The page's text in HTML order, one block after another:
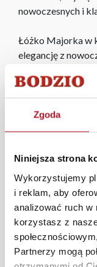
Zgoda
Niniejsza strona
Wykorzystujemy
i reklam, aby
analizować ruch w
korzystasz z
Partnerzy mogą
nowoczesnych i
Łóżko Majorka w
elegancję z
a solidna
wysoką jakość,
w różnych
Podana cena nie
dokupić osobno.
Uwaga! Podczas
poprawny montaż
instrukcji do
W każdym z
aranżacji mebli, a